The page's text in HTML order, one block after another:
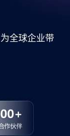
全球企业带